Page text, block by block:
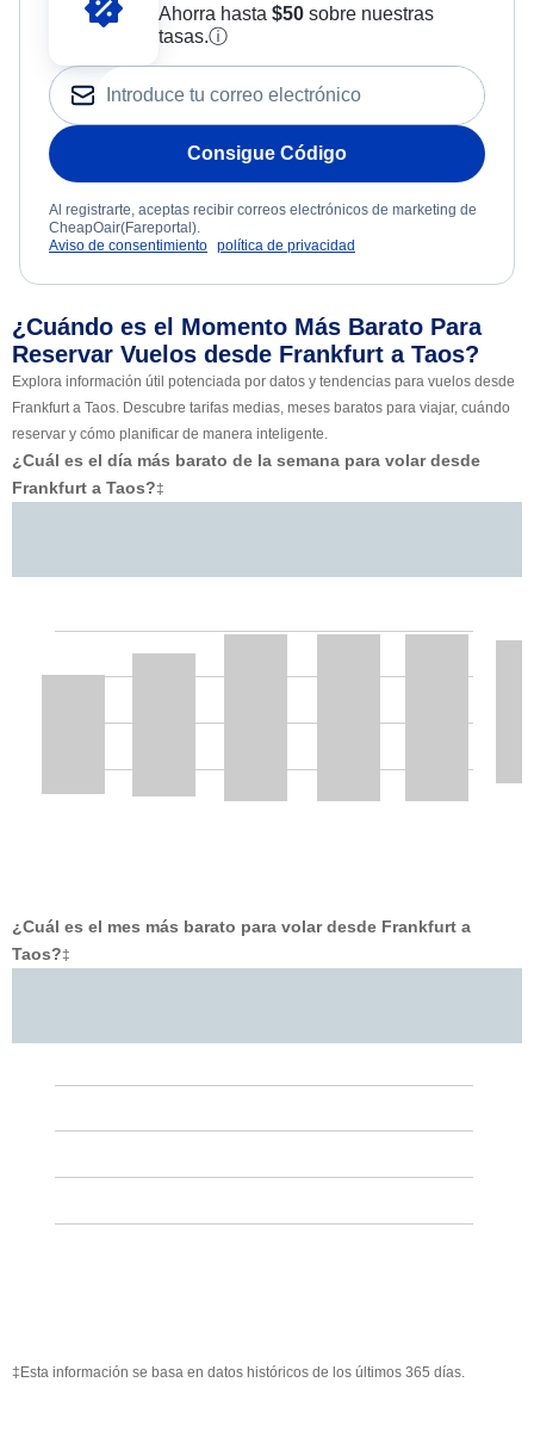
Ahorra hasta $50sobre nuestras
tasas.ⓘ
Consigue Código
Al registrarte, aceptas recibir correos electrónicos de marketing de
CheapOair(Fareportal).
Aviso de consentimiento política de privacidad
¿Cuándo es el Momento Más Barato Para
Reservar Vuelos desde Frankfurt a Taos?
Explora información útil potenciada por datos y tendencias para vuelos desde
Frankfurt a Taos. Descubre tarifas medias, meses baratos para viajar, cuándo
reservar y cómo planificar de manera inteligente.
¿Cuál es el día más barato de la semana para volar desde
Frankfurt a Taos?‡
¿Cuál es el mes más barato para volar desde Frankfurt a
Taos?‡
‡Esta información se basa en datos históricos de los últimos 365 días.